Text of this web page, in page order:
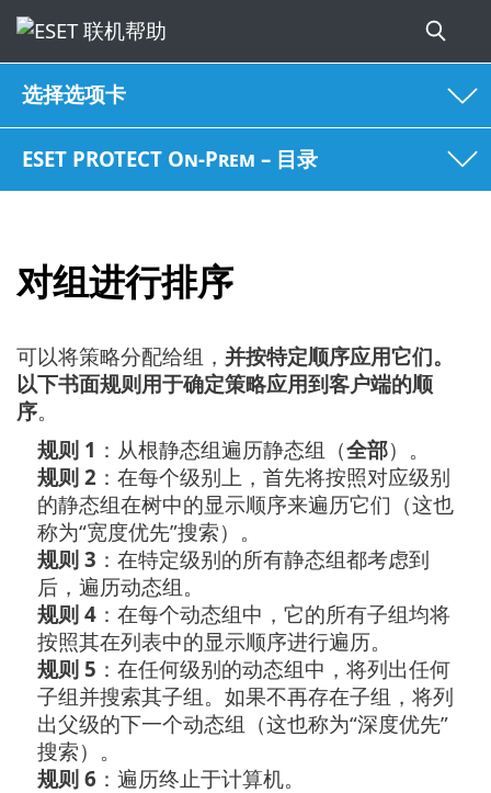
选择选项卡
ESET PROTECT On-Prem – 目录
对组进行排序
可以将策略分配给组， 并按特定顺序应用它们。
以下书面规则用于确定策略应用到客户端的顺
序。
规则 1 ：从根静态组遍历静态组（全部）。
规则 2 ：在每个级别上，首先将按照对应级别
的静态组在树中的显示顺序来遍历它们（这也
称为“宽度优先”搜索）。
规则 3 ：在特定级别的所有静态组都考虑到
后，遍历动态组。
规则 4 ：在每个动态组中，它的所有子组均将
按照其在列表中的显示顺序进行遍历。
规则 5 ：在任何级别的动态组中，将列出任何
子组并搜索其子组。如果不再存在子组，将列
出父级的下一个动态组（这也称为“深度优先”
搜索）。
规则 6 ：遍历终止于计算机。